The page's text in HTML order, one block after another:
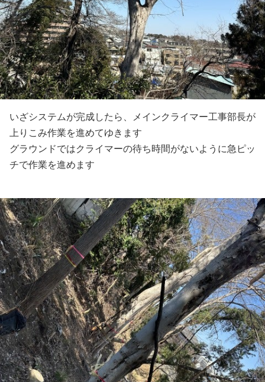
いざシステムが完成したら、メインクライマー工事部長が
上りこみ作業を進めてゆきます
グラウンドではクライマーの待ち時間がないように急ピッ
チで作業を進めます